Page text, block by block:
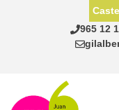
965 12